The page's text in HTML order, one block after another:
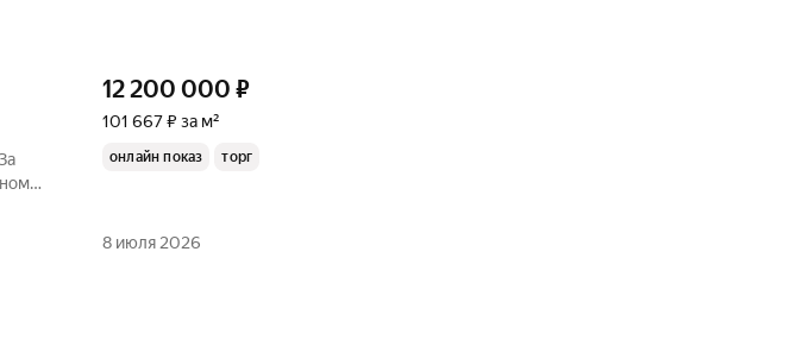
12 200 000 ₽
101 667 ₽ за м²
онлайн показ торг
8 июля 2026